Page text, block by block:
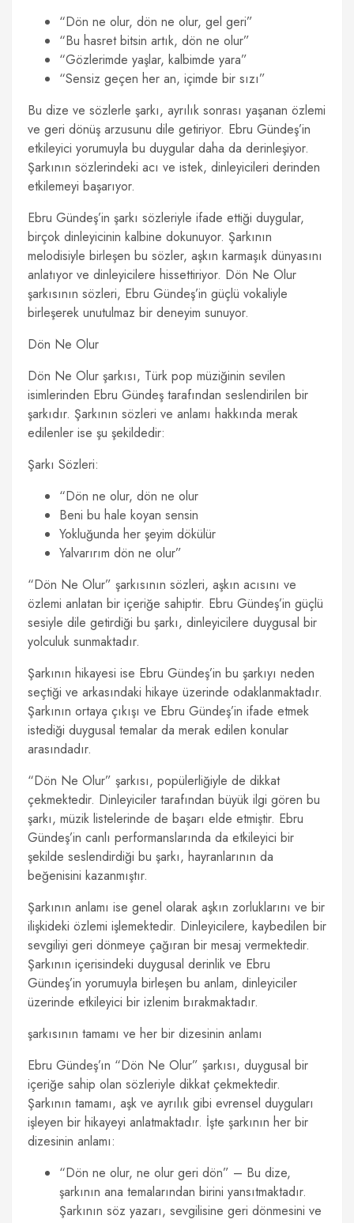
“Dön ne olur, dön ne olur, gel geri”
“Bu hasret bitsin artık, dön ne olur”
“Gözlerimde yaşlar, kalbimde yara”
“Sensiz geçen her an, içimde bir sızı”
Bu dize ve sözlerle şarkı, ayrılık sonrası yaşanan özlemi
ve geri dönüş arzusunu dile getiriyor. Ebru Gündeş’in
etkileyici yorumuyla bu duygular daha da derinleşiyor.
Şarkının sözlerindeki acı ve istek, dinleyicileri derinden
etkilemeyi başarıyor.
Ebru Gündeş’in şarkı sözleriyle ifade ettiği duygular,
birçok dinleyicinin kalbine dokunuyor. Şarkının
melodisiyle birleşen bu sözler, aşkın karmaşık dünyasını
anlatıyor ve dinleyicilere hissettiriyor. Dön Ne Olur
şarkısının sözleri, Ebru Gündeş’in güçlü vokaliyle
birleşerek unutulmaz bir deneyim sunuyor.
Dön Ne Olur
Dön Ne Olur şarkısı, Türk pop müziğinin sevilen
isimlerinden Ebru Gündeş tarafından seslendirilen bir
şarkıdır. Şarkının sözleri ve anlamı hakkında merak
edilenler ise şu şekildedir:
Şarkı Sözleri:
“Dön ne olur, dön ne olur
Beni bu hale koyan sensin
Yokluğunda her şeyim dökülür
Yalvarırım dön ne olur”
“Dön Ne Olur” şarkısının sözleri, aşkın acısını ve
özlemi anlatan bir içeriğe sahiptir. Ebru Gündeş’in güçlü
sesiyle dile getirdiği bu şarkı, dinleyicilere duygusal bir
yolculuk sunmaktadır.
Şarkının hikayesi ise Ebru Gündeş’in bu şarkıyı neden
seçtiği ve arkasındaki hikaye üzerinde odaklanmaktadır.
Şarkının ortaya çıkışı ve Ebru Gündeş’in ifade etmek
istediği duygusal temalar da merak edilen konular
arasındadır.
“Dön Ne Olur” şarkısı, popülerliğiyle de dikkat
çekmektedir. Dinleyiciler tarafından büyük ilgi gören bu
şarkı, müzik listelerinde de başarı elde etmiştir. Ebru
Gündeş’in canlı performanslarında da etkileyici bir
şekilde seslendirdiği bu şarkı, hayranlarının da
beğenisini kazanmıştır.
Şarkının anlamı ise genel olarak aşkın zorluklarını ve bir
ilişkideki özlemi işlemektedir. Dinleyicilere, kaybedilen bir
sevgiliyi geri dönmeye çağıran bir mesaj vermektedir.
Şarkının içerisindeki duygusal derinlik ve Ebru
Gündeş’in yorumuyla birleşen bu anlam, dinleyiciler
üzerinde etkileyici bir izlenim bırakmaktadır.
şarkısının tamamı ve her bir dizesinin anlamı
Ebru Gündeş’ın “Dön Ne Olur” şarkısı, duygusal bir
içeriğe sahip olan sözleriyle dikkat çekmektedir.
Şarkının tamamı, aşk ve ayrılık gibi evrensel duyguları
işleyen bir hikayeyi anlatmaktadır. İşte şarkının her bir
dizesinin anlamı:
“Dön ne olur, ne olur geri dön” – Bu dize,
şarkının ana temalarından birini yansıtmaktadır.
Şarkının söz yazarı, sevgilisine geri dönmesini ve